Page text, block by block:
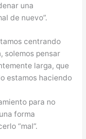
una
de nuevo”.
centrando
solemos pensar
larga, que
estamos haciendo
para no
forma
“mal”.